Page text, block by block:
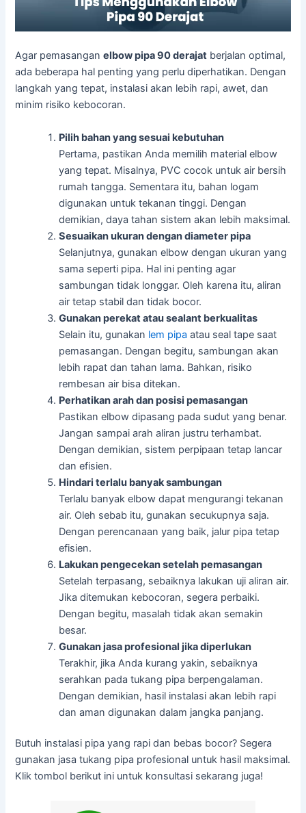
Agar pemasanganelbow pipa 90 derajat berjalan optimal,
ada beberapa hal penting yang perlu diperhatikan. Dengan
langkah yang tepat, instalasi akan lebih rapi, awet, dan
minim risiko kebocoran.
Pilih bahan yang sesuai kebutuhan
Pertama, pastikan Anda memilih material elbow
yang tepat. Misalnya, PVC cocok untuk air bersih
rumah tangga. Sementara itu, bahan logam
digunakan untuk tekanan tinggi. Dengan
demikian, daya tahan sistem akan lebih maksimal.
Sesuaikan ukuran dengan diameter pipa
Selanjutnya, gunakan elbow dengan ukuran yang
sama seperti pipa. Hal ini penting agar
sambungan tidak longgar. Oleh karena itu, aliran
air tetap stabil dan tidak bocor.
Gunakan perekat atau sealant berkualitas
Selain itu, gunakan lem pipa atau seal tape saat
pemasangan. Dengan begitu, sambungan akan
lebih rapat dan tahan lama. Bahkan, risiko
rembesan air bisa ditekan.
Perhatikan arah dan posisi pemasangan
Pastikan elbow dipasang pada sudut yang benar.
Jangan sampai arah aliran justru terhambat.
Dengan demikian, sistem perpipaan tetap lancar
dan efisien.
Hindari terlalu banyak sambungan
Terlalu banyak elbow dapat mengurangi tekanan
air. Oleh sebab itu, gunakan secukupnya saja.
Dengan perencanaan yang baik, jalur pipa tetap
efisien.
Lakukan pengecekan setelah pemasangan
Setelah terpasang, sebaiknya lakukan uji aliran air.
Jika ditemukan kebocoran, segera perbaiki.
Dengan begitu, masalah tidak akan semakin
besar.
Gunakan jasa profesional jika diperlukan
Terakhir, jika Anda kurang yakin, sebaiknya
serahkan pada tukang pipa berpengalaman.
Dengan demikian, hasil instalasi akan lebih rapi
dan aman digunakan dalam jangka panjang.
Butuh instalasi pipa yang rapi dan bebas bocor? Segera
gunakan jasa tukang pipa profesional untuk hasil maksimal.
Klik tombol berikut ini untuk konsultasi sekarang juga!